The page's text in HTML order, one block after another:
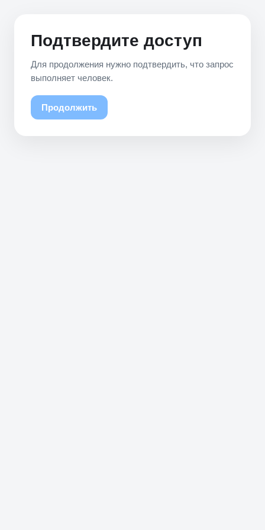
Подтвердите доступ
Для продолжения нужно подтвердить, что запрос
выполняет человек.
Продолжить